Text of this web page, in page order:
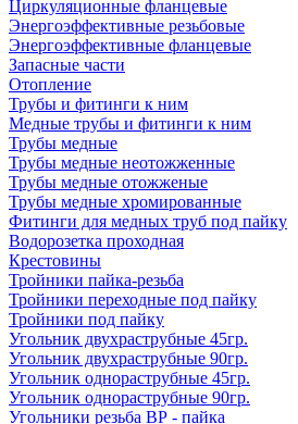
Циркуляционные фланцевые
Энергоэффективные резьбовые
Энергоэффективные фланцевые
Запасные части
Отопление
Трубы и фитинги к ним
Медные трубы и фитинги к ним
Трубы медные
Трубы медные неотожженные
Трубы медные отожженые
Трубы медные хромированные
Фитинги для медных труб под пайку
Водорозетка проходная
Крестовины
Тройники пайка-резьба
Тройники переходные под пайку
Тройники под пайку
Угольник двухраструбные 45гр.
Угольник двухраструбные 90гр.
Угольник однораструбные 45гр.
Угольник однораструбные 90гр.
Угольники резьба ВР - пайка